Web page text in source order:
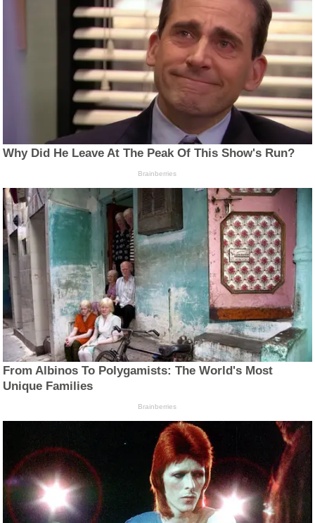
Why Did He Leave At The Peak Of This Show's Run?
Brainberries
From Albinos To Polygamists: The World's Most
Unique Families
Brainberries